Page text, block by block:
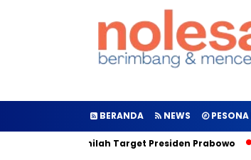
BERANDA NEWS PESONA
Diluncurkan, Inilah Target Presiden Prabowo